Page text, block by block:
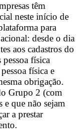
têm
neste início de
para
desde o dia
aos cadastros do
física
física e
obrigação.
Grupo 2 (com
que não sejam
a prestar